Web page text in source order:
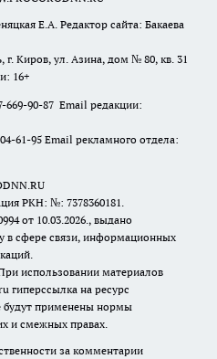
Е.А. Редактор сайта: Бакаева
г. Киров, ул. Азина, дом № 80, кв. 31
16+
669-90-87 Email редакции:
61-95 Email рекламного отдела:
РКН: №: 7378360181.
от 10.03.2026., выдано
в сфере связи, информационных
использовании материалов
гиперссылка на ресурс
будут применены нормы
и смежных правах.
за комментарии